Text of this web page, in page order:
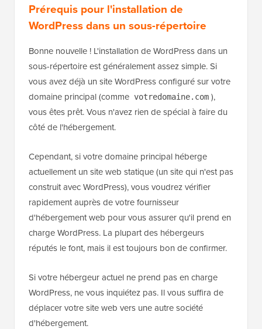
Prérequis pour l'installation de
WordPress dans un sous-répertoire
Bonne nouvelle ! L'installation de WordPress dans un
sous-répertoire est généralement assez simple. Si
vous avez déjà un site WordPress configuré sur votre
domaine principal (comme votredomaine.com ),
vous êtes prêt. Vous n'avez rien de spécial à faire du
côté de l'hébergement.
Cependant, si votre domaine principal héberge
actuellement un site web statique (un site qui n'est pas
construit avec WordPress), vous voudrez vérifier
rapidement auprès de votre fournisseur
d'hébergement web pour vous assurer qu'il prend en
charge WordPress. La plupart des hébergeurs
réputés le font, mais il est toujours bon de confirmer.
Si votre hébergeur actuel ne prend pas en charge
WordPress, ne vous inquiétez pas. Il vous suffira de
déplacer votre site web vers une autre société
d'hébergement.